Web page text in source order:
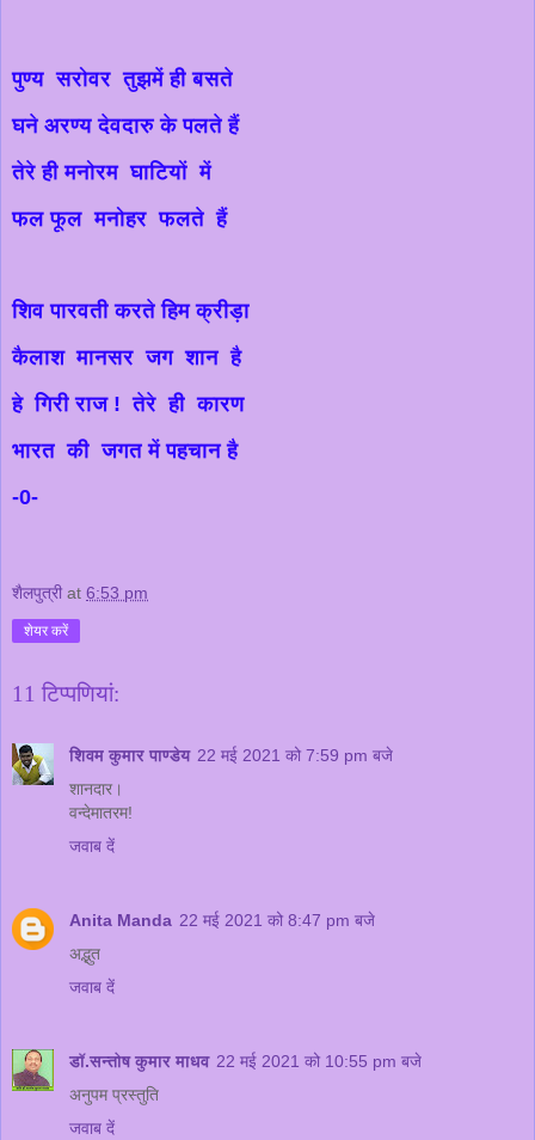
पुण्य सरोवर तुझमें ही बसते
घने अरण्य देवदारु के पलते हैं
तेरे ही मनोरम घाटियों में
फल फूल मनोहर फलते हैं
शिव पारवती करते हिम क्रीड़ा
कैलाश मानसर जग शान है
हे गिरी राज ! तेरे ही कारण
भारत की जगत में पहचान है
-0-
शैलपुत्री at 6:53 pm
शेयर करें
11 टिप्‍पणियां:
शिवम कुमार पाण्डेय 22 मई 2021 को 7:59 pm बजे
शानदार।
वन्देमातरम!
जवाब दें
Anita Manda 22 मई 2021 को 8:47 pm बजे
अद्भुत
जवाब दें
डॉ.सन्तोष कुमार माधव 22 मई 2021 को 10:55 pm बजे
अनुपम प्रस्तुति
जवाब दें